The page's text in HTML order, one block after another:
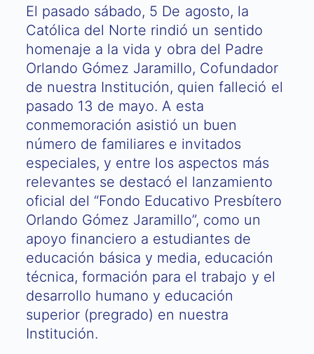
El pasado sábado, 5 De agosto, la
Católica del Norte rindió un sentido
homenaje a la vida y obra del Padre
Orlando Gómez Jaramillo, Cofundador
de nuestra Institución, quien falleció el
pasado 13 de mayo. A esta
conmemoración asistió un buen
número de familiares e invitados
especiales, y entre los aspectos más
relevantes se destacó el lanzamiento
oficial del “Fondo Educativo Presbítero
Orlando Gómez Jaramillo”, como un
apoyo financiero a estudiantes de
educación básica y media, educación
técnica, formación para el trabajo y el
desarrollo humano y educación
superior (pregrado) en nuestra
Institución.